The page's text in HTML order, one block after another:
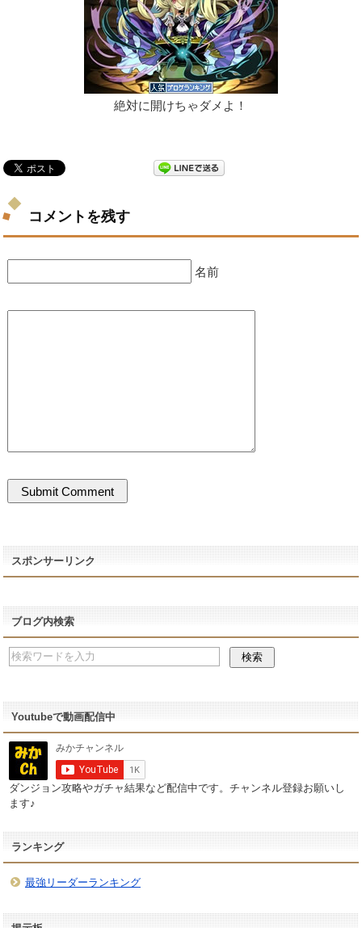
絶対に開けちゃダメよ！
コメントを残す
名前
スポンサーリンク
ブログ内検索
Youtubeで動画配信中
ダンジョン攻略やガチャ結果など配信中です。チャンネル登録お願いし
ます♪
ランキング
最強リーダーランキング